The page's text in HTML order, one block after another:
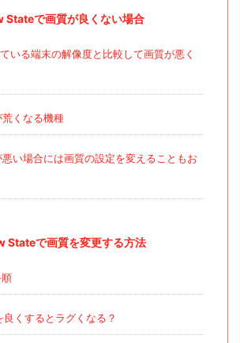
Stateで画質が良くない場合
いる端末の解像度と比較して画質が悪く
荒くなる機種
い場合には画質の設定を変えることもお
Stateで画質を変更する方法
良くするとラグくなる？